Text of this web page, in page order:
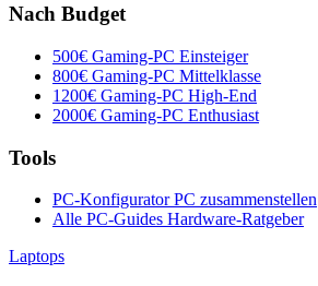
Nach Budget
500€ Gaming-PC Einsteiger
800€ Gaming-PC Mittelklasse
1200€ Gaming-PC High-End
2000€ Gaming-PC Enthusiast
Tools
PC-KonfiguratorPC zusammenstellen
Alle PC-Guides Hardware-Ratgeber
Laptops